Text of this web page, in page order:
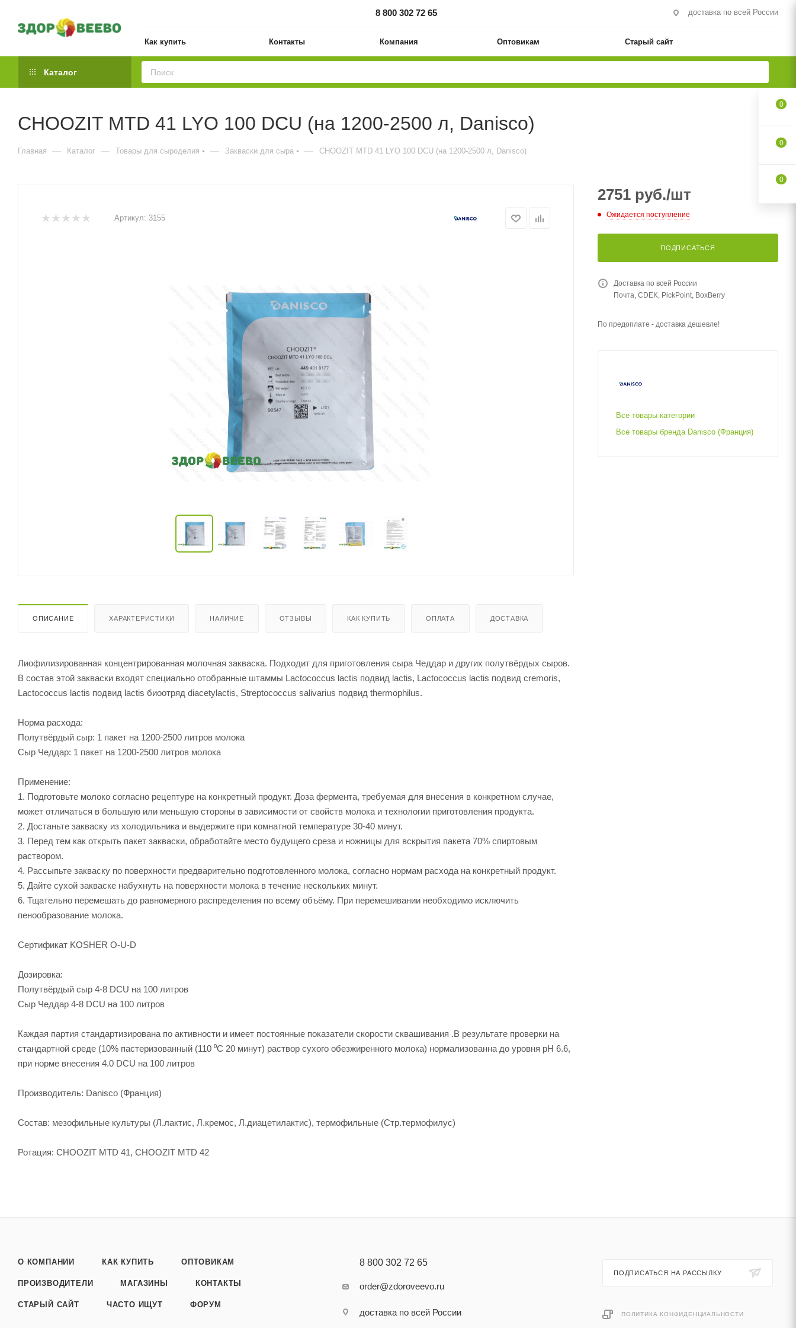
8 800 302 72 65 доставка по всей России
Как купить Контакты Компания Оптовикам Старый сайт
Каталог
CHOOZIT MTD 41 LYO 100 DCU (на 1200-2500 л, Danisco)
Главная — Каталог — Товары для сыроделия — Закваски для сыра — CHOOZIT MTD 41 LYO 100 DCU (на 1200-2500 л, Danisco)
Артикул: 3155
ОПИСАНИЕ ХАРАКТЕРИСТИКИ НАЛИЧИЕ ОТЗЫВЫ КАК КУПИТЬ ОПЛАТА ДОСТАВКА
Лиофилизированная концентрированная молочная закваска. Подходит для приготовления сыра Чеддар и других полутвёрдых сыров.
В состав этой закваски входят специально отобранные штаммы Lactococcus lactis подвид lactis, Lactococcus lactis подвид cremoris,
Lactococcus lactis подвид lactis биоотряд diacetylactis, Streptococcus salivarius подвид thermophilus.
Норма расхода:
Полутвёрдый сыр: 1 пакет на 1200-2500 литров молока
Сыр Чеддар: 1 пакет на 1200-2500 литров молока
Применение:
1. Подготовьте молоко согласно рецептуре на конкретный продукт. Доза фермента, требуемая для внесения в конкретном случае,
может отличаться в большую или меньшую стороны в зависимости от свойств молока и технологии приготовления продукта.
2. Достаньте закваску из холодильника и выдержите при комнатной температуре 30-40 минут.
3. Перед тем как открыть пакет закваски, обработайте место будущего среза и ножницы для вскрытия пакета 70% спиртовым
раствором.
4. Рассыпьте закваску по поверхности предварительно подготовленного молока, согласно нормам расхода на конкретный продукт.
5. Дайте сухой закваске набухнуть на поверхности молока в течение нескольких минут.
6. Тщательно перемешать до равномерного распределения по всему объёму. При перемешивании необходимо исключить
пенообразование молока.
Сертификат KOSHER O-U-D
Дозировка:
Полутвёрдый сыр 4-8 DCU на 100 литров
Сыр Чеддар 4-8 DCU на 100 литров
Каждая партия стандартизирована по активности и имеет постоянные показатели скорости сквашивания .В результате проверки на
стандартной среде (10% пастеризованный (110 ⁰C 20 минут) раствор сухого обезжиренного молока) нормализованна до уровня pH 6.6,
при норме внесения 4.0 DCU на 100 литров
Производитель: Danisco (Франция)
Состав: мезофильные культуры (Л.лактис, Л.кремос, Л.диацетилактис), термофильные (Стр.термофилус)
Ротация: CHOOZIT MTD 41, CHOOZIT MTD 42
2751 руб./шт
Ожидается поступление
ПОДПИСАТЬСЯ
Доставка по всей России
Почта, CDEK, PickPoint, BoxBerry
По предоплате - доставка дешевле!
Все товары категории
Все товары бренда Danisco (Франция)
О КОМПАНИИ КАК КУПИТЬ ОПТОВИКАМ
ПРОИЗВОДИТЕЛИ МАГАЗИНЫ КОНТАКТЫ
СТАРЫЙ САЙТ ЧАСТО ИЩУТ ФОРУМ
8 800 302 72 65
order@zdoroveevo.ru
доставка по всей России
ПОДПИСАТЬСЯ НА РАССЫЛКУ
ПОЛИТИКА КОНФИДЕНЦИАЛЬНОСТИ
0
0
0